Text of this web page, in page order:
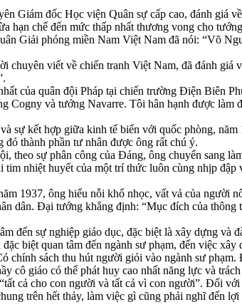
Giám đốc Học viện Quân sự cấp cao, đánh giá
hạn chế đến mức thấp nhất thương vong cho
Giải phóng miền Nam Việt Nam đã nói: “Võ
chuyên viết về chiến tranh Việt Nam, đã đánh
của quân đội Pháp tại chiến trường Điện Biên
Cogny và tướng Navarre. Tôi hân hạnh được
sự kết hợp giữa kinh tế biển với quốc phòng,
thành phần tư nhân được ông rất chú ý.
theo sự phân công của Đảng, ông chuyển sang
tim nhiệt huyết của một trí thức luôn cùng nhịp
1937, ông hiểu nỗi khổ nhọc, vất vả của
dân. Đại tướng khẳng định: “Mục đích của
đến sự nghiệp giáo dục, đặc biệt là xây dựng
biệt quan tâm đến ngành sư phạm, đến việc
chính sách thu hút người giỏi vào ngành sư
cô giáo có thể phát huy cao nhất năng lực và
cả cho con người và tất cả vì con người”. Đối
trên hết thảy, làm việc gì cũng phải nghĩ đến